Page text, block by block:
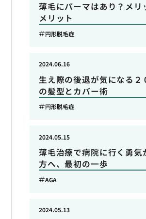
薄毛にパーマはあり？メリ
メリット
円形脱毛症
生え際の後退が気になる２
の髪型とカバー術
2024.06.16
円形脱毛症
薄毛治療で病院に行く勇気
方へ、最初の一歩
2024.05.15
AGA
2024.05.13